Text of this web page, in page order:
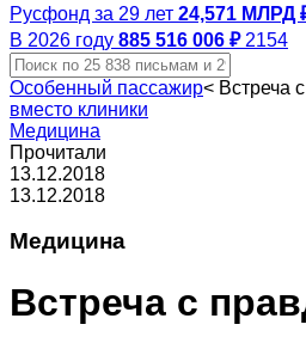
Русфонд за 29 лет 24,571 МЛРД
В 2026 году 885 516 006 ₽ 2154
Особенный пассажир< Встреча
вместо клиники
Медицина
Прочитали
13.12.2018
13.12.2018
Медицина
Встреча с